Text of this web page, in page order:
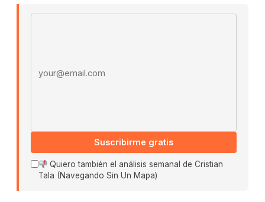
Políticas De Privacidad · Términos De Uso
Suscribirme gratis
Quiero también el análisis semanal de Cristian
Tala (Navegando Sin Un Mapa)